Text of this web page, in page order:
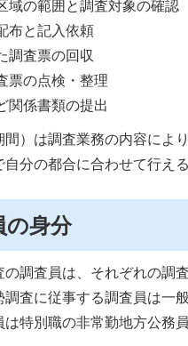
域の範囲と調査対象の確認
布と記入依頼
調査票の回収
票の点検・整理
関係書類の提出
）は調査業務の内容によ
分の都合に合わせて行える
の身分
の調査員は、それぞれの調
査に従事する調査員は一
特別職の非常勤地方公務員